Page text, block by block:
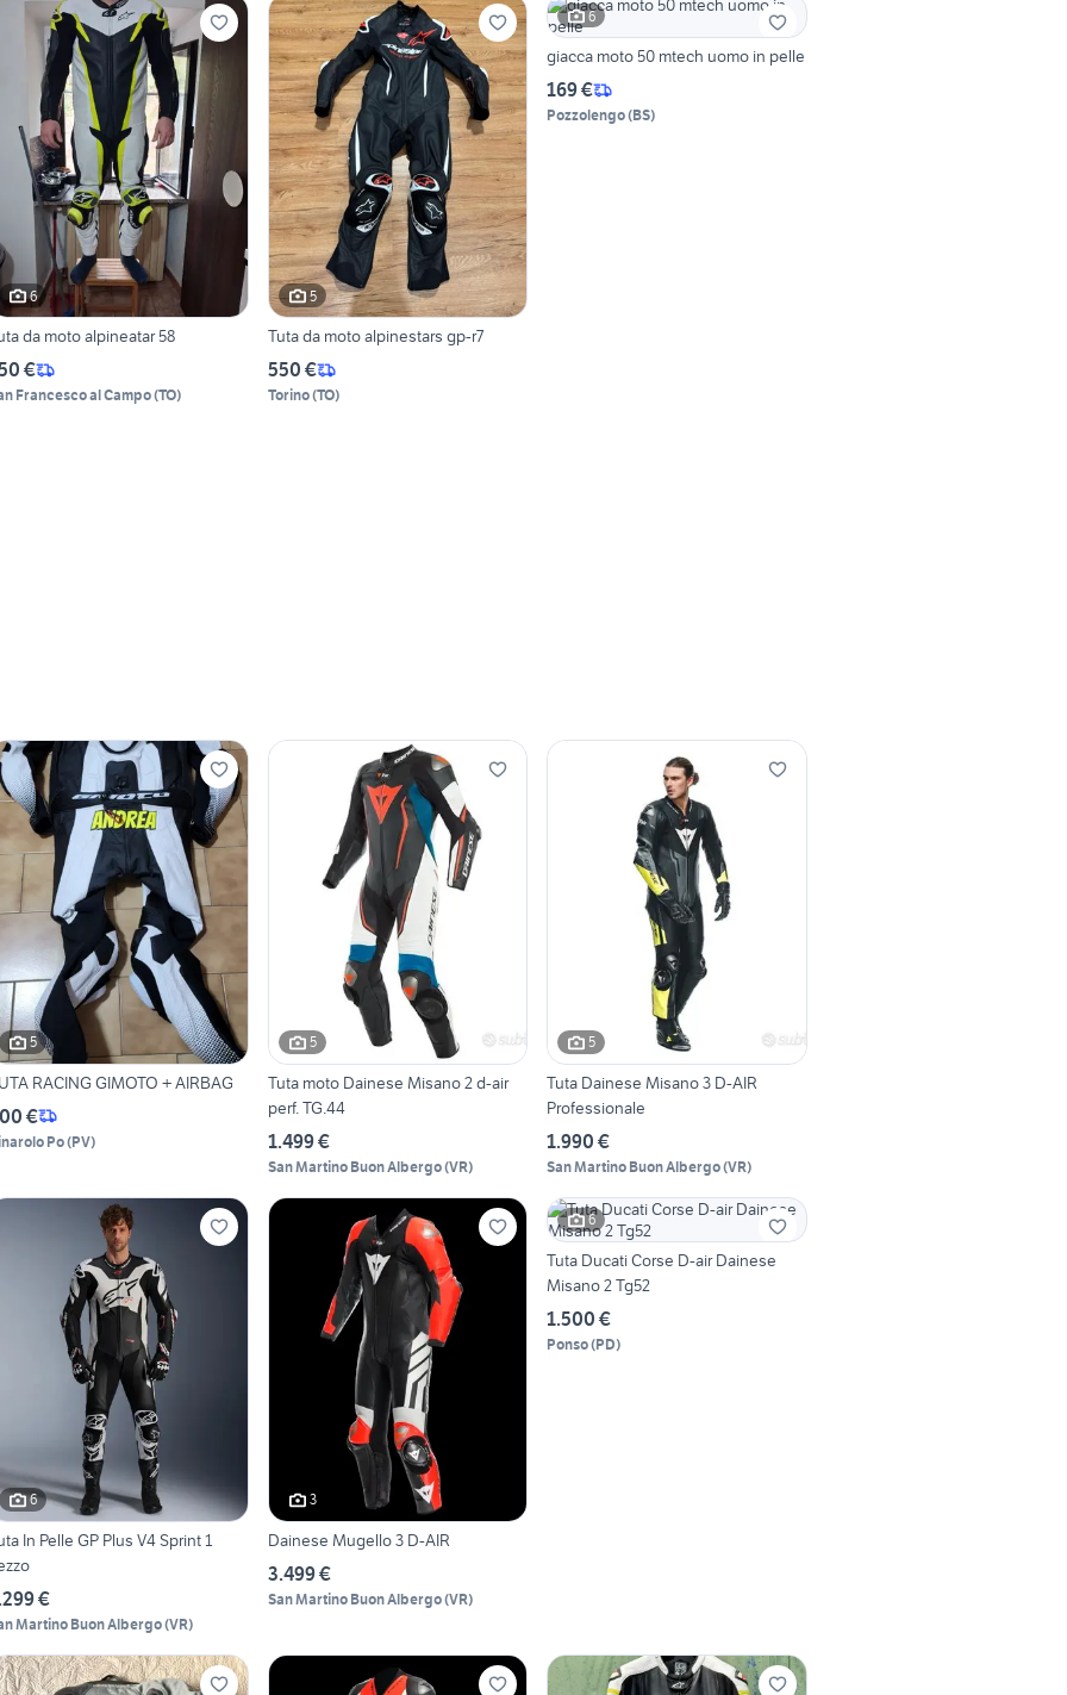
6
da moto alpineatar 58
€
Francesco al Campo(TO)
5
Tuta da moto alpinestars gp-r7
550 €
Torino(TO)
6
giacca moto 50 mtech uomo in pelle
169 €
Pozzolengo(BS)
5
RACING GIMOTO + AIRBAG
€
Po(PV)
5
Tuta moto Dainese Misano 2 d-air
perf. TG.44
1.499 €
San Martino Buon Albergo(VR)
5
Tuta Dainese Misano 3 D-AIR
Professionale
1.990 €
San Martino Buon Albergo(VR)
6
In Pelle GP Plus V4 Sprint 1
€
Martino Buon Albergo(VR)
3
Dainese Mugello 3 D-AIR
3.499 €
San Martino Buon Albergo(VR)
6
Tuta Ducati Corse D-air Dainese
Misano 2 Tg52
1.500 €
Ponso(PD)